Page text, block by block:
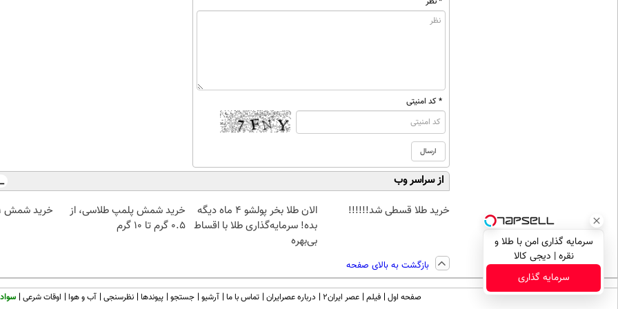
* کد امنیتی
از سراسر وب
خرید طلا قسطی شد!!!!!!
الان طلا بخر پولشو 4 ماه دیگه
بده! سرمایه‌گذاری طلا با اقساط
بی‌بهره
خرید شمش پلمپ طلاسی، از
۰.۵ گرم تا ۱۰ گرم
خرید شمش 1 گرمی از طلاسی
بازگشت به بالای صفحه
سرمایه گذاری امن با طلا و
نقره | دیجی کالا
سرمایه گذاری
صفحه اول فیلم عصر ایران۲ درباره عصرایران تماس با ما آرشیو جستجو پیوندها نظرسنجی آب و هوا اوقات شرعی